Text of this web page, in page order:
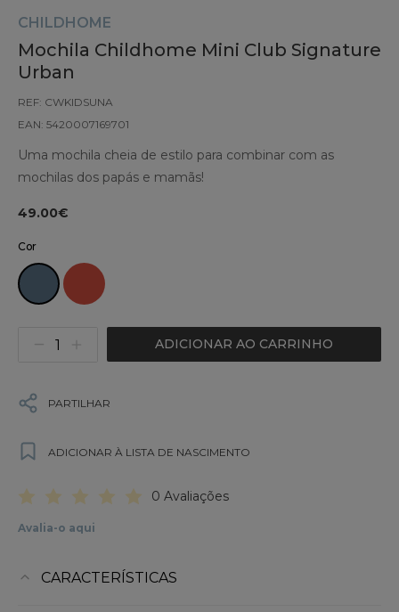
CHILDHOME
Mochila Childhome Mini Club Signature
Urban
REF: CWKIDSUNA
EAN: 5420007169701
Uma mochila cheia de estilo para combinar com as
mochilas dos papás e mamãs!
49.00€
Cor
ADICIONAR AO CARRINHO
PARTILHAR
ADICIONAR À LISTA DE NASCIMENTO
0 Avaliações
Avalia-o aqui
CARACTERÍSTICAS